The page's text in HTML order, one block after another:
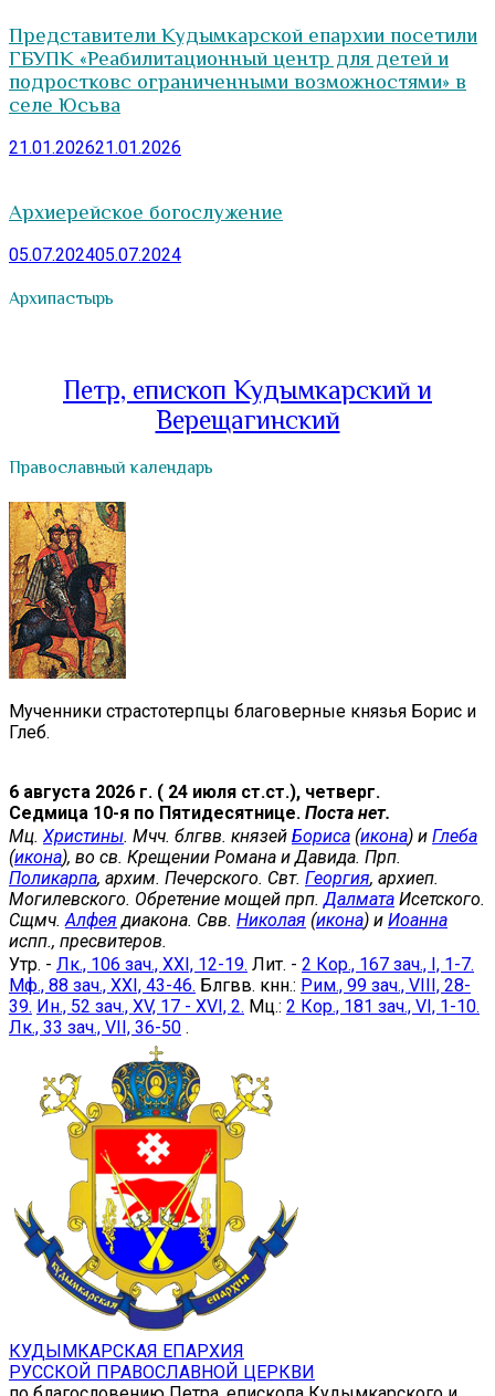
Представители Кудымкарской епархии посетили
ГБУПК «Реабилитационный центр для детей и
подростковс ограниченными возможностями» в
селе Юсьва
21.01.202621.01.2026
Архиерейское богослужение
05.07.202405.07.2024
Архипастырь
Петр, епископ Кудымкарский и
Верещагинский
Православный календарь
Мученники страстотерпцы благоверные князья Борис и
Глеб.
6 августа 2026 г. ( 24 июля ст.ст.), четверг.
Седмица 10-я по Пятидесятнице. Поста нет.
Мц. Христины. Мчч. блгвв. князей Бориса (икона) и Глеба
(икона), во св. Крещении Романа и Давида. Прп.
Поликарпа, архим. Печерского. Свт. Георгия, архиеп.
Могилевского. Обретение мощей прп. Далмата Исетского.
Сщмч. Алфея диакона. Свв. Николая (икона) и Иоанна
испп., пресвитеров.
Утр. - Лк., 106 зач., XXI, 12-19. Лит. - 2 Кор., 167 зач., I, 1-7.
Мф., 88 зач., XXI, 43-46. Блгвв. кнн.: Рим., 99 зач., VIII, 28-
39. Ин., 52 зач., XV, 17 - XVI, 2. Мц.: 2 Кор., 181 зач., VI, 1-10.
Лк., 33 зач., VII, 36-50 .
КУДЫМКАРСКАЯ ЕПАРХИЯ
РУССКОЙ ПРАВОСЛАВНОЙ ЦЕРКВИ